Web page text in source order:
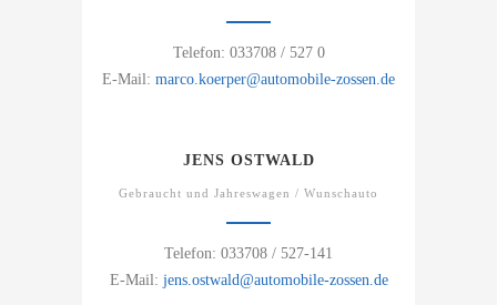
Telefon: 033708 / 527 0
E-Mail: marco.koerper@automobile-zossen.de
JENS OSTWALD
Gebraucht und Jahreswagen / Wunschauto
Telefon: 033708 / 527-141
E-Mail: jens.ostwald@automobile-zossen.de